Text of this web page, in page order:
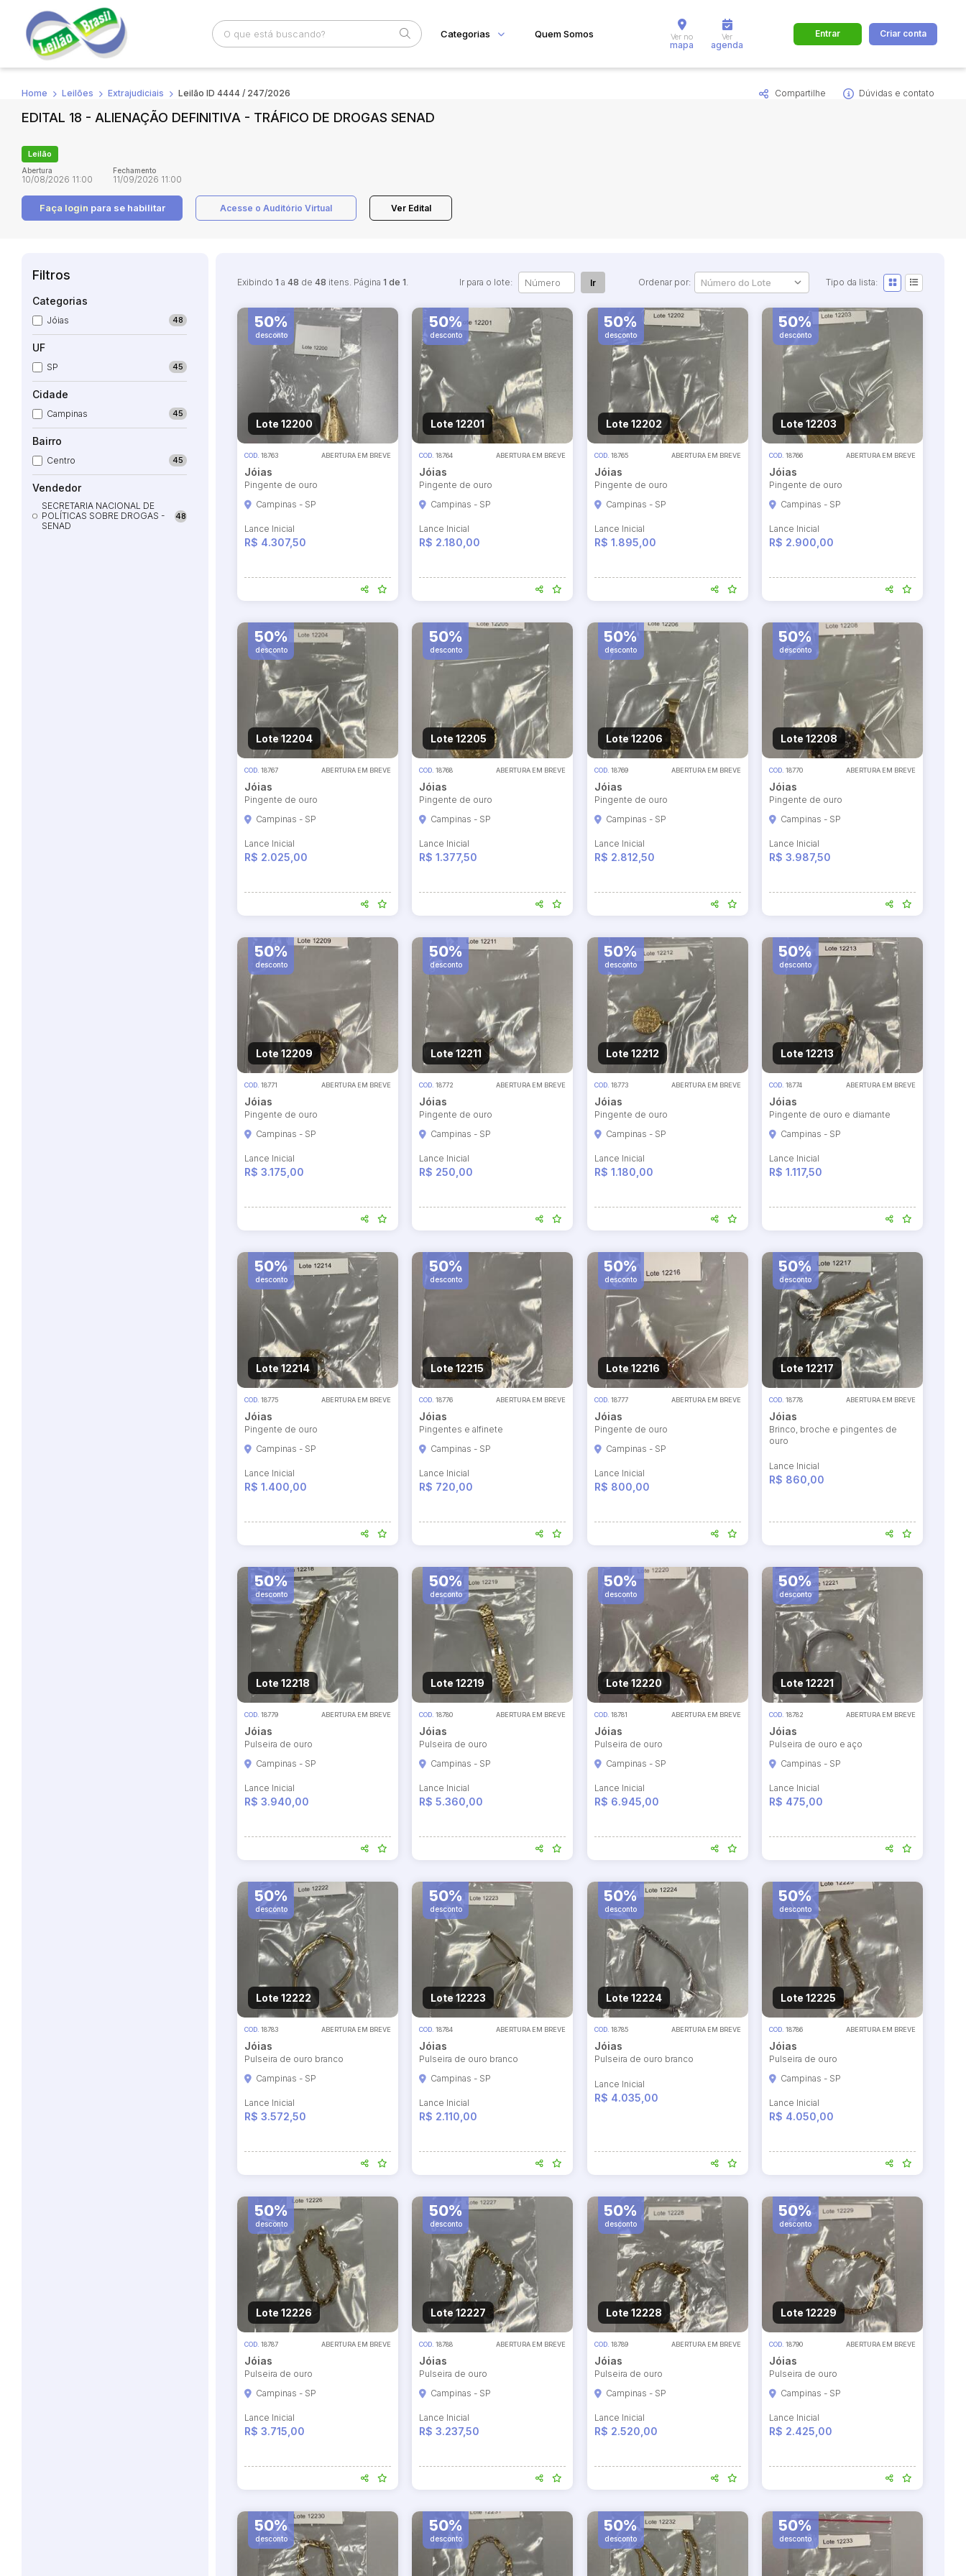
Busca por palavra-chave Categoria Cidade
Bairro
Categorias Quem Somos Ver no
mapa
Ver
agenda
Entrar Criar conta
Home Leilões Extrajudiciais Leilão ID 4444 / 247/2026 Compartilhe Dúvidas e contato
EDITAL 18 - ALIENAÇÃO DEFINITIVA - TRÁFICO DE DROGAS SENAD
Leilão
Abertura
10/08/2026 11:00
Fechamento
11/09/2026 11:00
Faça login para se habilitar Acesse o Auditório Virtual Ver Edital
Habilite-se para efetuar lances ou propostas
Filtros
Categorias
Jóias 48
UF
SP 45
Cidade
Campinas 45
Bairro
Centro 45
Vendedor
SECRETARIA NACIONAL DE
POLÍTICAS SOBRE DROGAS -
SENAD
48
Exibindo 1 a 48 de 48 itens. Página 1 de 1. Ir para o lote: Ir Ordenar por: Tipo da lista:
50%
desconto
Lote 12200
COD. 18763 ABERTURA EM BREVE
Jóias
Pingente de ouro
Campinas - SP
Lance Inicial
R$ 4.307,50
50%
desconto
Lote 12201
COD. 18764 ABERTURA EM BREVE
Jóias
Pingente de ouro
Campinas - SP
Lance Inicial
R$ 2.180,00
50%
desconto
Lote 12202
COD. 18765 ABERTURA EM BREVE
Jóias
Pingente de ouro
Campinas - SP
Lance Inicial
R$ 1.895,00
50%
desconto
Lote 12203
COD. 18766 ABERTURA EM BREVE
Jóias
Pingente de ouro
Campinas - SP
Lance Inicial
R$ 2.900,00
50%
desconto
Lote 12204
COD. 18767 ABERTURA EM BREVE
Jóias
Pingente de ouro
Campinas - SP
Lance Inicial
R$ 2.025,00
50%
desconto
Lote 12205
COD. 18768 ABERTURA EM BREVE
Jóias
Pingente de ouro
Campinas - SP
Lance Inicial
R$ 1.377,50
50%
desconto
Lote 12206
COD. 18769 ABERTURA EM BREVE
Jóias
Pingente de ouro
Campinas - SP
Lance Inicial
R$ 2.812,50
50%
desconto
Lote 12208
COD. 18770 ABERTURA EM BREVE
Jóias
Pingente de ouro
Campinas - SP
Lance Inicial
R$ 3.987,50
50%
desconto
Lote 12209
COD. 18771 ABERTURA EM BREVE
Jóias
Pingente de ouro
Campinas - SP
Lance Inicial
R$ 3.175,00
50%
desconto
Lote 12211
COD. 18772 ABERTURA EM BREVE
Jóias
Pingente de ouro
Campinas - SP
Lance Inicial
R$ 250,00
50%
desconto
Lote 12212
COD. 18773 ABERTURA EM BREVE
Jóias
Pingente de ouro
Campinas - SP
Lance Inicial
R$ 1.180,00
50%
desconto
Lote 12213
COD. 18774 ABERTURA EM BREVE
Jóias
Pingente de ouro e diamante
Campinas - SP
Lance Inicial
R$ 1.117,50
50%
desconto
Lote 12214
COD. 18775 ABERTURA EM BREVE
Jóias
Pingente de ouro
Campinas - SP
Lance Inicial
R$ 1.400,00
50%
desconto
Lote 12215
COD. 18776 ABERTURA EM BREVE
Jóias
Pingentes e alfinete
Campinas - SP
Lance Inicial
R$ 720,00
50%
desconto
Lote 12216
COD. 18777 ABERTURA EM BREVE
Jóias
Pingente de ouro
Campinas - SP
Lance Inicial
R$ 800,00
50%
desconto
Lote 12217
COD. 18778 ABERTURA EM BREVE
Jóias
Brinco, broche e pingentes de
ouro
Lance Inicial
R$ 860,00
50%
desconto
Lote 12218
COD. 18779 ABERTURA EM BREVE
Jóias
Pulseira de ouro
Campinas - SP
Lance Inicial
R$ 3.940,00
50%
desconto
Lote 12219
COD. 18780 ABERTURA EM BREVE
Jóias
Pulseira de ouro
Campinas - SP
Lance Inicial
R$ 5.360,00
50%
desconto
Lote 12220
COD. 18781 ABERTURA EM BREVE
Jóias
Pulseira de ouro
Campinas - SP
Lance Inicial
R$ 6.945,00
50%
desconto
Lote 12221
COD. 18782 ABERTURA EM BREVE
Jóias
Pulseira de ouro e aço
Campinas - SP
Lance Inicial
R$ 475,00
50%
desconto
Lote 12222
COD. 18783 ABERTURA EM BREVE
Jóias
Pulseira de ouro branco
Campinas - SP
Lance Inicial
R$ 3.572,50
50%
desconto
Lote 12223
COD. 18784 ABERTURA EM BREVE
Jóias
Pulseira de ouro branco
Campinas - SP
Lance Inicial
R$ 2.110,00
50%
desconto
Lote 12224
COD. 18785 ABERTURA EM BREVE
Jóias
Pulseira de ouro branco
Lance Inicial
R$ 4.035,00
50%
desconto
Lote 12225
COD. 18786 ABERTURA EM BREVE
Jóias
Pulseira de ouro
Campinas - SP
Lance Inicial
R$ 4.050,00
50%
desconto
Lote 12226
COD. 18787 ABERTURA EM BREVE
Jóias
Pulseira de ouro
Campinas - SP
Lance Inicial
R$ 3.715,00
50%
desconto
Lote 12227
COD. 18788 ABERTURA EM BREVE
Jóias
Pulseira de ouro
Campinas - SP
Lance Inicial
R$ 3.237,50
50%
desconto
Lote 12228
COD. 18789 ABERTURA EM BREVE
Jóias
Pulseira de ouro
Campinas - SP
Lance Inicial
R$ 2.520,00
50%
desconto
Lote 12229
COD. 18790 ABERTURA EM BREVE
Jóias
Pulseira de ouro
Campinas - SP
Lance Inicial
R$ 2.425,00
50%
desconto
50%
desconto
50%
desconto
50%
desconto